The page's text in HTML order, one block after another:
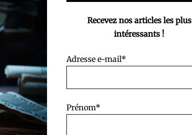
Recevez nos articles les plus
intéressants !
Adresse e-mail*
Prénom*